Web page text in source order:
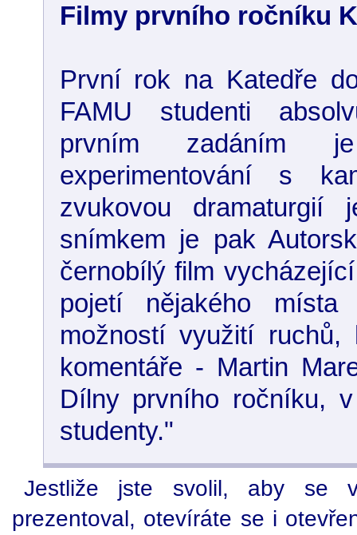
Filmy prvního ročníku
První rok na Katedře
FAMU studenti
prvním zadáním
experimentování s
zvukovou dramaturgií
snímkem je pak
černobílý film
pojetí nějakého
možností využití ruchů,
komentáře - Martin
Dílny prvního ročníku,
studenty."
Jestliže jste svolil, aby se
prezentoval, otevíráte se i